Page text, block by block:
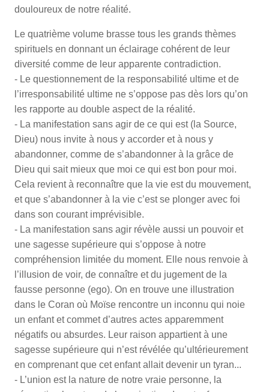
douloureux de notre réalité.
Le quatrième volume brasse tous les grands thèmes
spirituels en donnant un éclairage cohérent de leur
diversité comme de leur apparente contradiction.
- Le questionnement de la responsabilité ultime et de
l’irresponsabilité ultime ne s’oppose pas dès lors qu’on
les rapporte au double aspect de la réalité.
- La manifestation sans agir de ce qui est (la Source,
Dieu) nous invite à nous y accorder et à nous y
abandonner, comme de s’abandonner à la grâce de
Dieu qui sait mieux que moi ce qui est bon pour moi.
Cela revient à reconnaître que la vie est du mouvement,
et que s’abandonner à la vie c’est se plonger avec foi
dans son courant imprévisible.
- La manifestation sans agir révèle aussi un pouvoir et
une sagesse supérieure qui s’oppose à notre
compréhension limitée du moment. Elle nous renvoie à
l’illusion de voir, de connaître et du jugement de la
fausse personne (ego). On en trouve une illustration
dans le Coran où Moïse rencontre un inconnu qui noie
un enfant et commet d’autres actes apparemment
négatifs ou absurdes. Leur raison appartient à une
sagesse supérieure qui n’est révélée qu’ultérieurement
en comprenant que cet enfant allait devenir un tyran...
- L’union est la nature de notre vraie personne, la